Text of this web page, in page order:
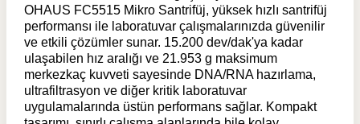
OHAUS FC5515 Mikro Santrifüj, yüksek hızlı santrifüj
performansı ile laboratuvar çalışmalarınızda güvenilir
ve etkili çözümler sunar. 15.200 dev/dak'ya kadar
ulaşabilen hız aralığı ve 21.953 g maksimum
merkezkaç kuvveti sayesinde DNA/RNA hazırlama,
ultrafiltrasyon ve diğer kritik laboratuvar
uygulamalarında üstün performans sağlar. Kompakt